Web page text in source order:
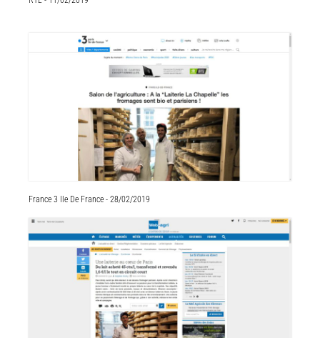
France 3 Ile De France - 28/02/2019